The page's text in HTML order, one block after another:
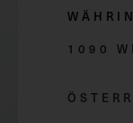
1090